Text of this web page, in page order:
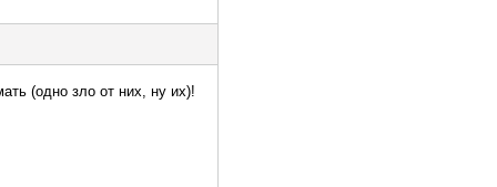
(одно зло от них, ну их)!